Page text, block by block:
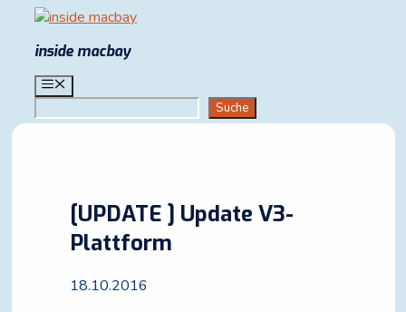
springen
inside macbay
Menü
Suche
[UPDATE ] Update V3-
Plattform
18.10.2016